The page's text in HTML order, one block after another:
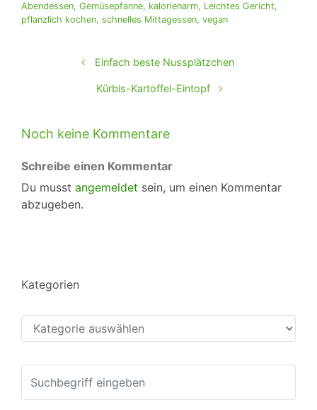
Abendessen, Gemüsepfanne, kalorienarm, Leichtes Gericht,
pflanzlich kochen, schnelles Mittagessen, vegan
Einfach beste Nussplätzchen
Kürbis-Kartoffel-Eintopf
Noch keine Kommentare
Schreibe einen Kommentar
Du musst angemeldet sein, um einen Kommentar
abzugeben.
Kategorien
Kategorien